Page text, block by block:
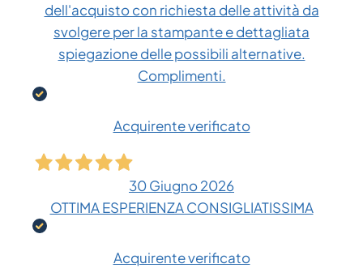
dell'acquisto con richiesta delle attività da
svolgere per la stampante e dettagliata
spiegazione delle possibili alternative.
Complimenti.
Acquirente verificato
30 Giugno 2026
OTTIMA ESPERIENZA CONSIGLIATISSIMA
Acquirente verificato